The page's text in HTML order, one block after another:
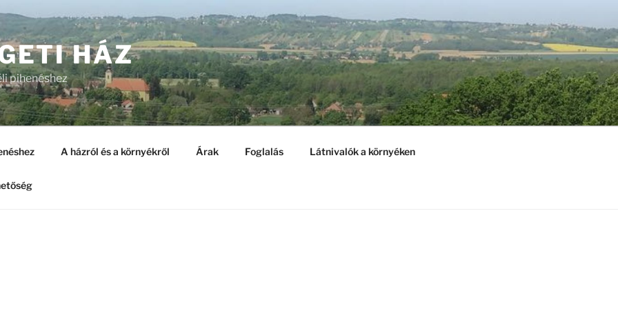
HÁZ
pihenéshez
A házról és a környékről Árak Foglalás Látnivalók a környéken